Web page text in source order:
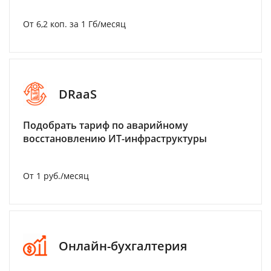
От 6,2 коп. за 1 Гб/месяц
DRaaS
Подобрать тариф по аварийному
восстановлению ИТ-инфраструктуры
От 1 руб./месяц
Онлайн-бухгалтерия